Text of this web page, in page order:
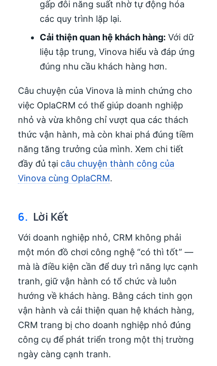
gấp đôi năng suất nhờ tự động hóa
các quy trình lặp lại.
Cải thiện quan hệ khách hàng: Với dữ
liệu tập trung, Vinova hiểu và đáp ứng
đúng nhu cầu khách hàng hơn.
Câu chuyện của Vinova là minh chứng cho
việc OplaCRM có thể giúp doanh nghiệp
nhỏ và vừa không chỉ vượt qua các thách
thức vận hành, mà còn khai phá đúng tiềm
năng tăng trưởng của mình. Xem chi tiết
đầy đủ tại câu chuyện thành công của
Vinova cùng OplaCRM.
6. Lời Kết
Với doanh nghiệp nhỏ, CRM không phải
một món đồ chơi công nghệ “có thì tốt” —
mà là điều kiện cần để duy trì năng lực cạnh
tranh, giữ vận hành có tổ chức và luôn
hướng về khách hàng. Bằng cách tinh gọn
vận hành và cải thiện quan hệ khách hàng,
CRM trang bị cho doanh nghiệp nhỏ đúng
công cụ để phát triển trong một thị trường
ngày càng cạnh tranh.